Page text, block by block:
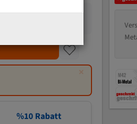
×
%10 Rabatt